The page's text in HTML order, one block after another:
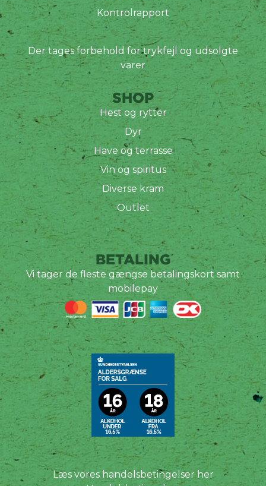
Kontrolrapport
Der tages forbehold for trykfejl og udsolgte
varer
SHOP
Hest og rytter
Dyr
Have og terrasse
Vin og spiritus
Diverse kram
Outlet
BETALING
Vi tager de fleste gængse betalingskort samt
mobilepay
Læs vores handelsbetingelser her